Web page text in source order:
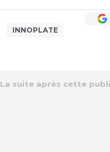
INNOPLATE